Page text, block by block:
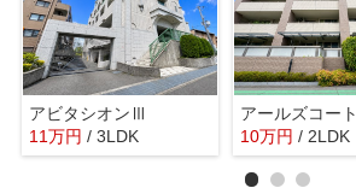
アビタシオンⅢ
11万円 / 3LDK
アールズコート
10万円 / 2LDK